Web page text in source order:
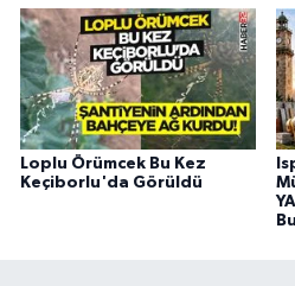
Loplu Örümcek Bu Kez
Keçiborlu'da Görüldü